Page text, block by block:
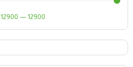
12900
—
12900